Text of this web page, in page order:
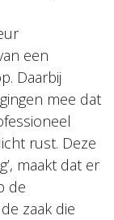
een
Daarbij
mee dat
rust. Deze
maakt dat er
de
zaak die